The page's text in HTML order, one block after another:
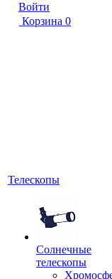
Войти
Корзина 0
Телескопы
Солнечные
телескопы